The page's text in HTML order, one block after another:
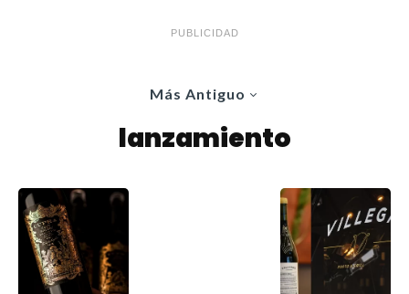
PUBLICIDAD
Más Antiguo
lanzamiento